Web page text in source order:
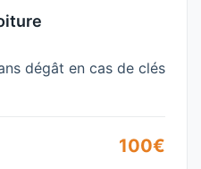
dégât en cas de clés
100€